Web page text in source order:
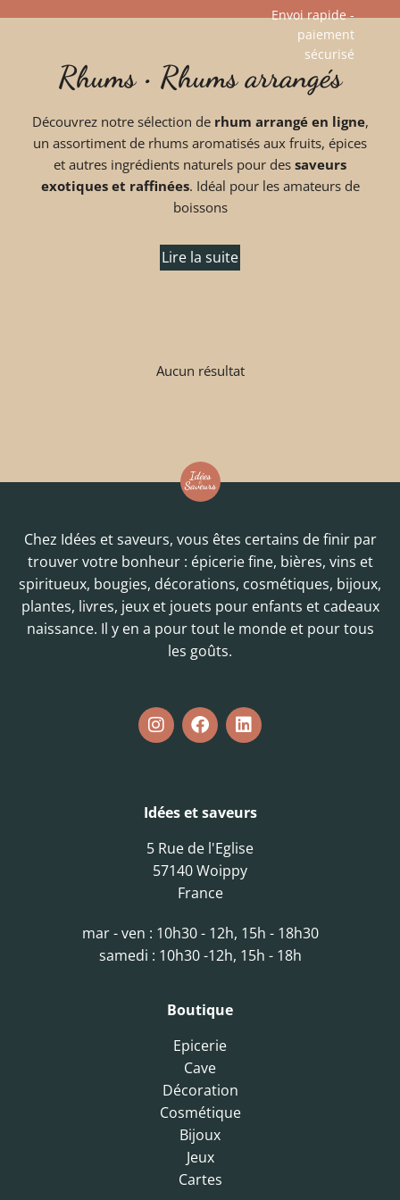
contenu
Envoi rapide -
paiement
sécurisé​
Rhums • Rhums arrangés
Découvrez notre sélection de rhum arrangé en ligne,
un assortiment de rhums aromatisés aux fruits, épices
et autres ingrédients naturels pour des saveurs
exotiques et raffinées. Idéal pour les amateurs de
boissons
Lire la suite
Aucun résultat
Chez Idées et saveurs, vous êtes certains de finir par
trouver votre bonheur : épicerie fine, bières, vins et
spiritueux, bougies, décorations, cosmétiques, bijoux,
plantes, livres, jeux et jouets pour enfants et cadeaux
naissance. Il y en a pour tout le monde et pour tous
les goûts.
Idées et saveurs
5 Rue de l'Eglise
57140 Woippy
France
mar - ven : 10h30 - 12h, 15h - 18h30
samedi : 10h30 -12h, 15h - 18h
Boutique
Epicerie
Cave
Décoration
Cosmétique
Bijoux
Jeux
Cartes